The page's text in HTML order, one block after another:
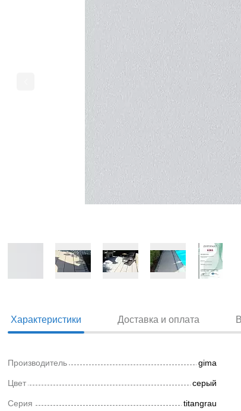
Характеристики Доставка и оплата
Производитель gima
Цвет серый
Серия titangrau